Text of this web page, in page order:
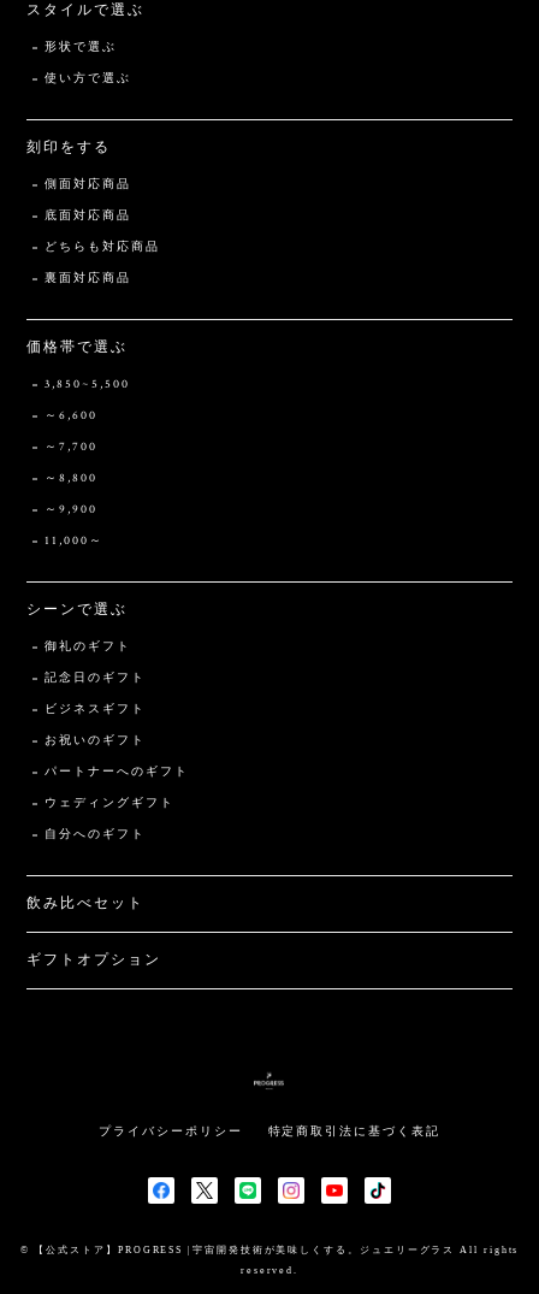
スタイルで選ぶ
形状で選ぶ
使い方で選ぶ
刻印をする
側面対応商品
底面対応商品
どちらも対応商品
裏面対応商品
価格帯で選ぶ
3,850~5,500
～6,600
～7,700
～8,800
～9,900
11,000～
シーンで選ぶ
御礼のギフト
記念日のギフト
ビジネスギフト
お祝いのギフト
パートナーへのギフト
ウェディングギフト
自分へのギフト
飲み比べセット
ギフトオプション
プライバシーポリシー 特定商取引法に基づく表記
© 【公式ストア】PROGRESS |宇宙開発技術が美味しくする。ジュエリーグラス All rights
reserved.